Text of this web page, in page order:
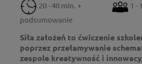
20 - 40 min. +
podsumowanie
1 -
Siła założeń to ćwiczenie
poprzez przełamywanie
zespole kreatywność i